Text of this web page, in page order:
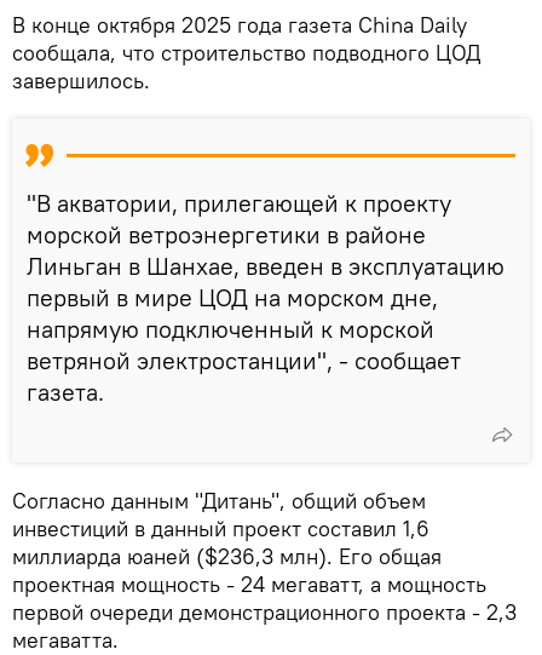
В конце октября 2025 года газета China Daily
сообщала, что строительство подводного ЦОД
завершилось.
"В акватории, прилегающей к проекту
морской ветроэнергетики в районе
Линьган в Шанхае, введен в эксплуатацию
первый в мире ЦОД на морском дне,
напрямую подключенный к морской
ветряной электростанции", - сообщает
газета.
Согласно данным "Дитань", общий объем
инвестиций в данный проект составил 1,6
миллиарда юаней ($236,3 млн). Его общая
проектная мощность - 24 мегаватт, а мощность
первой очереди демонстрационного проекта - 2,3
мегаватта.